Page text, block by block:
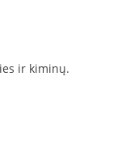
ir kiminų.